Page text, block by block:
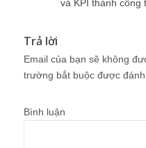
và KPI thành công
Trả lời
Email của bạn sẽ không
trường bắt buộc được
Bình luận